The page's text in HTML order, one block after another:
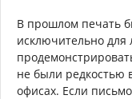
В прошлом печать
исключительно для
не были редкостью
офисах. Если